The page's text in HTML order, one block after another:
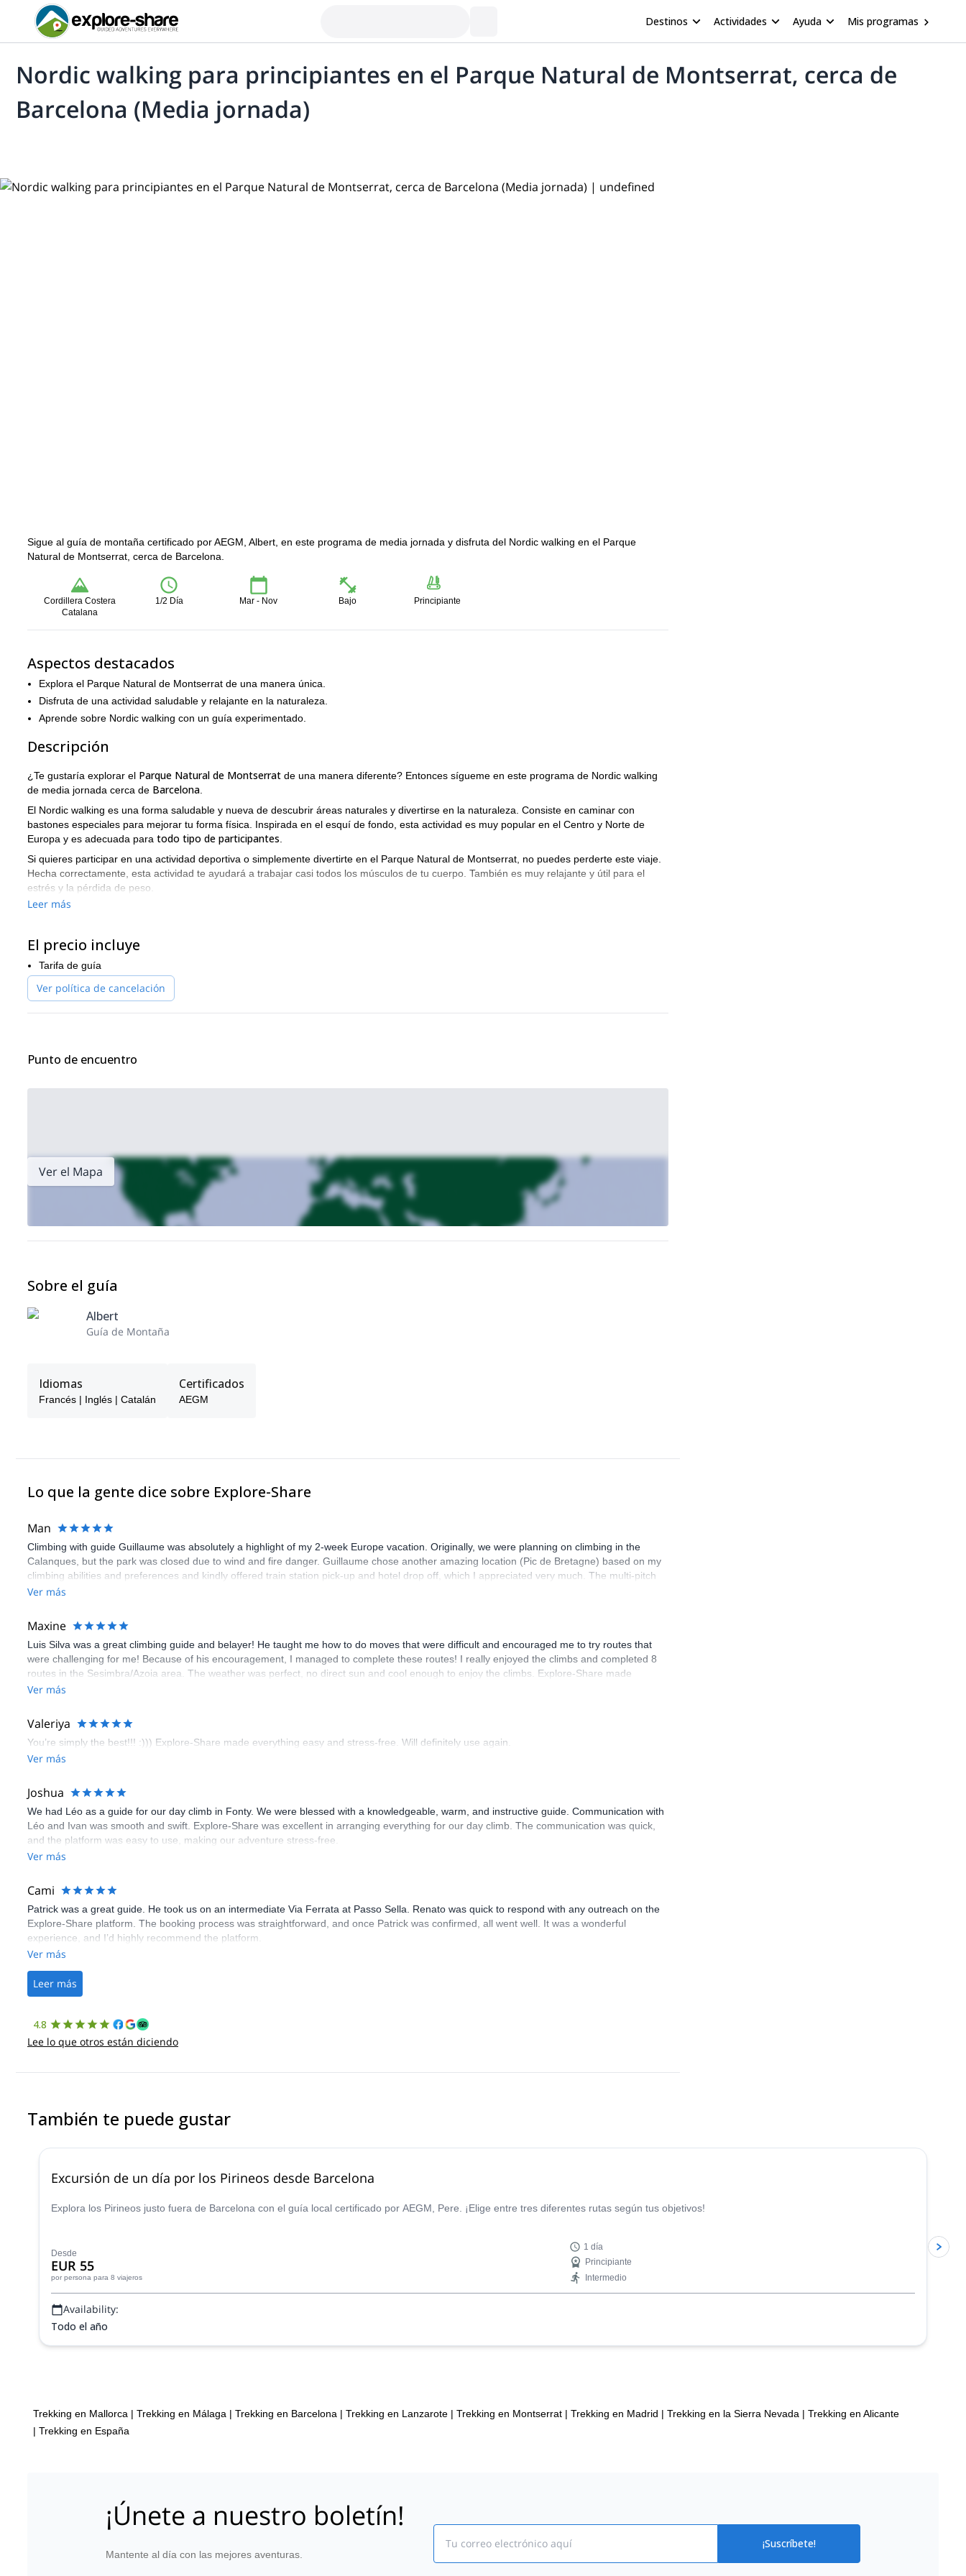
Destinos Actividades Ayuda Mis programas
Nordic walking para principiantes en el Parque Natural de Montserrat, cerca de
Barcelona (Media jornada)
Sigue al guía de montaña certificado por AEGM, Albert, en este programa de media jornada y disfruta del Nordic walking en el Parque
Natural de Montserrat, cerca de Barcelona.
Cordillera Costera
Catalana
1/2 Día Mar - Nov Bajo Principiante
Aspectos destacados
Explora el Parque Natural de Montserrat de una manera única.
Disfruta de una actividad saludable y relajante en la naturaleza.
Aprende sobre Nordic walking con un guía experimentado.
Descripción
¿Te gustaría explorar el Parque Natural de Montserrat de una manera diferente? Entonces sígueme en este programa de Nordic walking
de media jornada cerca de Barcelona
El Nordic walking es una forma saludable y nueva de descubrir áreas naturales y divertirse en la naturaleza. Consiste en caminar con
bastones especiales para mejorar tu forma física. Inspirada en el esquí de fondo, esta actividad es muy popular en el Centro y Norte de
Europa y es adecuada para todo tipo de participantes
Si quieres participar en una actividad deportiva o simplemente divertirte en el Parque Natural de Montserrat, no puedes perderte este viaje.
Hecha correctamente, esta actividad te ayudará a trabajar casi todos los músculos de tu cuerpo. También es muy relajante y útil para el
estrés y la pérdida de peso.
En este programa para
El Nordic walking nos permite disfrutar de un entorno natural mientras practicamos una actividad emocionante y saludable. ¡No dudes
en enviar la solicitud y reservar tu lugar en este viaje de media jornada!
Leer más
El precio incluye
Tarifa de guía
Ver política de cancelación
Punto de encuentro
Ver el Mapa
Sobre el guía
Albert
Guía de Montaña
Idiomas
Francés | Inglés | Catalán
Certificados
AEGM
Lo que la gente dice sobre Explore-Share
Man
Climbing with guide Guillaume was absolutely a highlight of my 2-week Europe vacation. Originally, we were planning on climbing in the
Calanques, but the park was closed due to wind and fire danger. Guillaume chose another amazing location (Pic de Bretagne) based on my
climbing abilities and preferences and kindly offered train station pick-up and hotel drop off, which I appreciated very much. The multi-pitch
route we did was not only fun but also the right amount of challenge, which I thoroughly enjoyed. The communication from the team
Ver más
Maxine
Luis Silva was a great climbing guide and belayer! He taught me how to do moves that were difficult and encouraged me to try routes that
were challenging for me! Because of his encouragement, I managed to complete these routes! I really enjoyed the climbs and completed 8
routes in the Sesimbra/Azoia area. The weather was perfect, no direct sun and cool enough to enjoy the climbs. Explore-Share made
booking an outdoor climbing experience in Lisbon extremely easy. Luis, our guide, was fantastic, and the platform’s organization was
Ver más
Valeriya
You’re simply the best!!! :))) Explore-Share made everything easy and stress-free. Will definitely use again.
Ver más
Joshua
We had Léo as a guide for our day climb in Fonty. We were blessed with a knowledgeable, warm, and instructive guide. Communication with
Léo and Ivan was smooth and swift. Explore-Share was excellent in arranging everything for our day climb. The communication was quick,
and the platform was easy to use, making our adventure stress-free.
Ver más
Cami
Patrick was a great guide. He took us on an intermediate Via Ferrata at Passo Sella. Renato was quick to respond with any outreach on the
Explore-Share platform. The booking process was straightforward, and once Patrick was confirmed, all went well. It was a wonderful
experience, and I’d highly recommend the platform.
Ver más
Leer más
4.8
Lee lo que otros están diciendo
También te puede gustar
Excursión de un día por los Pirineos desde Barcelona
Explora los Pirineos justo fuera de Barcelona con el guía local certificado por AEGM, Pere. ¡Elige entre tres diferentes rutas según tus objetivos!
Desde
EUR 55
por persona para 8 viajeros
1 día
Principiante
Intermedio
Availability:
Todo el año
Trekking en Mallorca | Trekking en Málaga | Trekking en Barcelona | Trekking en Lanzarote | Trekking en Montserrat | Trekking en Madrid | Trekking en la Sierra Nevada | Trekking en Alicante
| Trekking en España
¡Únete a nuestro boletín!
Mantente al día con las mejores aventuras.
¡Suscríbete!